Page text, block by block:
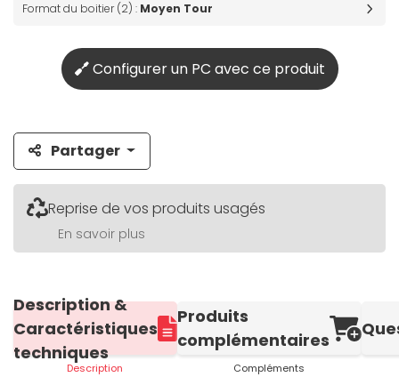
Format du boitier (2) : Moyen Tour
Configurer un PC avec ce produit
Partager
Reprise de vos produits usagés
En savoir plus
Description &
Caractéristiques
techniques
Description
Produits
complémentaires
Compléments